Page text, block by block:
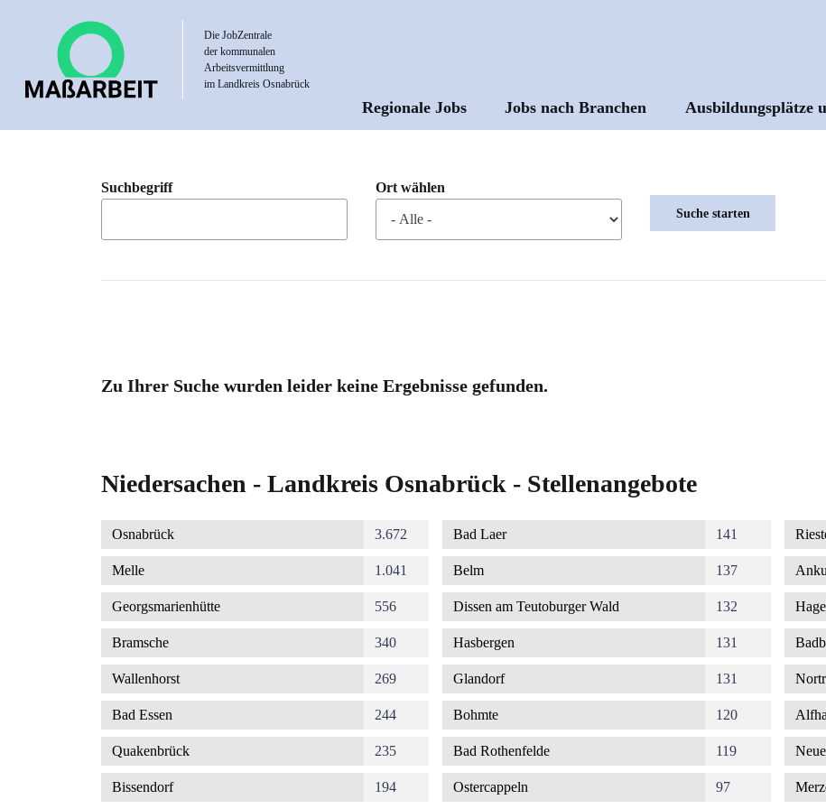
Die JobZentrale
der kommunalen
Arbeitsvermittlung
im Landkreis Osnabrück
Hauptnavigation
Regionale Jobs Jobs nach Branchen Ausbildungsplätze
Suchbegriff Ort wählen
Zu Ihrer Suche wurden leider keine Ergebnisse gefunden.
Niedersachen - Landkreis Osnabrück - Stellenangebote
Osnabrück 3.672
Melle 1.041
Georgsmarienhütte 556
Bramsche 340
Wallenhorst 269
Bad Essen 244
Quakenbrück 235
Bissendorf 194
Bad Laer 141
Belm 137
Dissen am Teutoburger Wald 132
Hasbergen 131
Glandorf 131
Bohmte 120
Bad Rothenfelde 119
Ostercappeln 97